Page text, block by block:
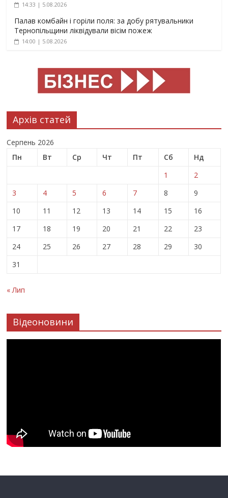
14:33 | 5.08.2026
Палав комбайн і горіли поля: за добу рятувальники
Тернопільщини ліквідували вісім пожеж
14:00 | 5.08.2026
Архів статей
Серпень 2026
Пн
Вт Ср Чт Пт Сб
Нд
1
2
3
4 5 6 7 8
9
10
11 12 13 14 15
16
17
18 19 20 21 22
23
24
25 26 27 28 29
30
31
« Лип
Відеоновини